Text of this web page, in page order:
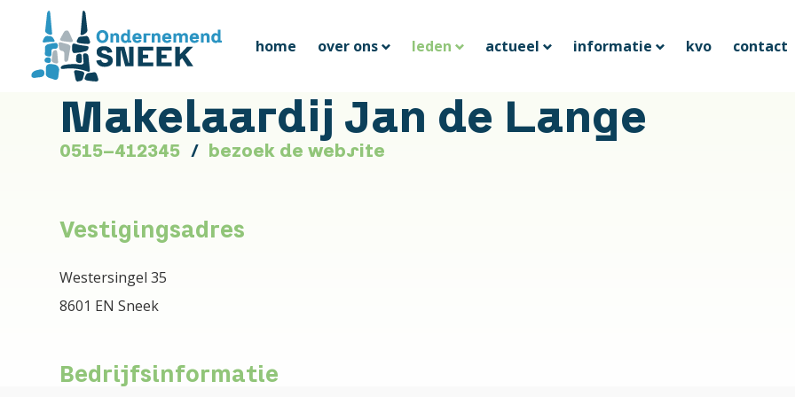
home over ons leden actueel informatie kvo contact
Makelaardij Jan de Lange
0515-412345 bezoek de website
Vestigingsadres
Westersingel 35
8601 EN Sneek
Bedrijfsinformatie